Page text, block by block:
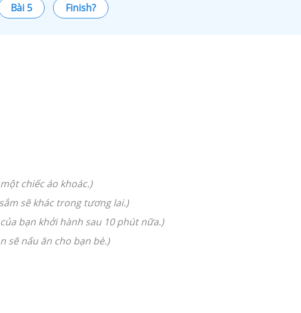
Bài 5 Finish?
chiếc áo khoác.)
sẽ khác trong tương lai.)
bạn khởi hành sau 10 phút nữa.)
sẽ nấu ăn cho bạn bè.)